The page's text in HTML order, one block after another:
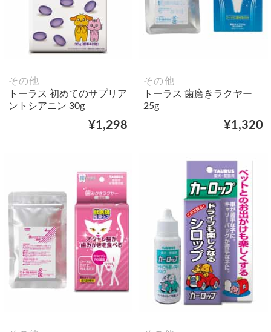
その他
トーラス 初めてのサプリア
ントシアニン 30g
¥1,298
その他
トーラス 歯磨きラクヤー
25g
¥1,320